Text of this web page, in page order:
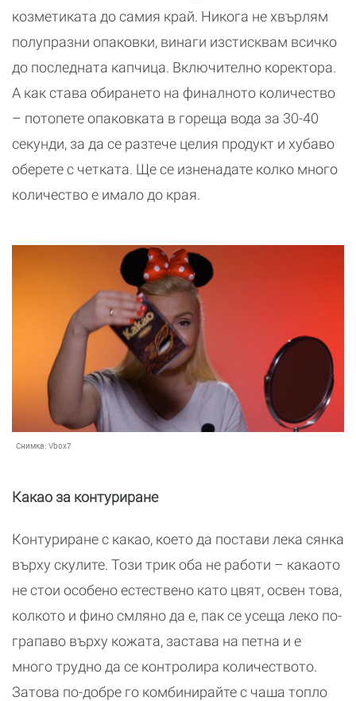
козметиката до самия край. Никога не хвърлям
полупразни опаковки, винаги изстисквам всичко
до последната капчица. Включително коректора.
А как става обирането на финалното количество
– потопете опаковката в гореща вода за 30-40
секунди, за да се разтече целия продукт и хубаво
оберете с четката. Ще се изненадате колко много
количество е имало до края.
Снимка: Vbox7
Какао за контуриране
Контуриране с какао, което да постави лека сянка
върху скулите. Този трик оба не работи – какаото
не стои особено естествено като цвят, освен това,
колкото и фино смляно да е, пак се усеща леко по-
грапаво върху кожата, застава на петна и е
много трудно да се контролира количеството.
Затова по-добре го комбинирайте с чаша топло